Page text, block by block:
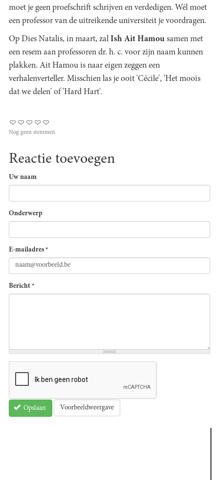
moet je geen proefschrift schrijven en verdedigen. Wél moet
een professor van de uitreikende universiteit je voordragen.
Op Dies Natalis, in maart, zal Ish Ait Hamou samen met
een resem aan professoren dr. h. c. voor zijn naam kunnen
plakken. Ait Hamou is naar eigen zeggen een
verhalenverteller. Misschien las je ooit 'Cécile', 'Het moois
dat we delen' of 'Hard Hart'.
Nog geen stemmen
Reactie toevoegen
Uw naam
Onderwerp
E-mailadres *
Bericht *
Opslaan Voorbeeldweergave